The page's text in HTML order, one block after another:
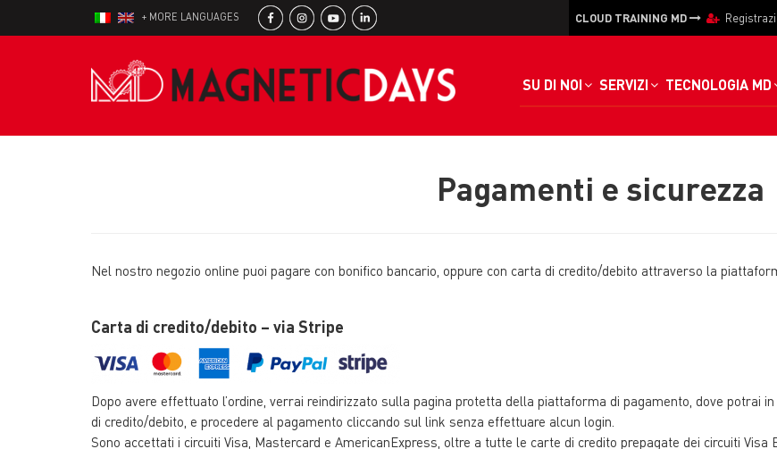
+ MORE LANGUAGES CLOUD TRAINING MD
SU DI NOI SERVIZI TECNOLOGIA MD
Pagamenti e sicurezza
Nel nostro negozio online puoi pagare con bonifico bancario, oppure con carta di credito/debito attraverso la
Carta di credito/debito – via Stripe
Dopo avere effettuato l’ordine, verrai reindirizzato sulla pagina protetta della piattaforma di pagamento, dove potrai
di credito/debito, e procedere al pagamento cliccando sul link senza effettuare alcun login.
Sono accettati i circuiti Visa, Mastercard e AmericanExpress, oltre a tutte le carte di credito prepagate dei circuiti Visa